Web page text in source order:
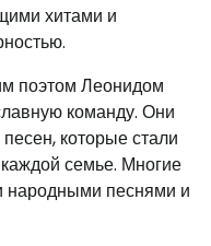
хитами и
поэтом Леонидом
команду. Они
которые стали
семье. Многие
народными песнями и